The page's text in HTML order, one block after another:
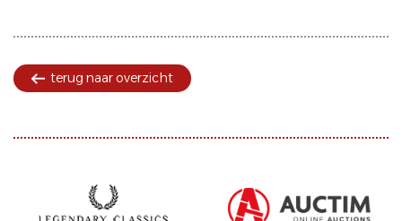
terug naar overzicht